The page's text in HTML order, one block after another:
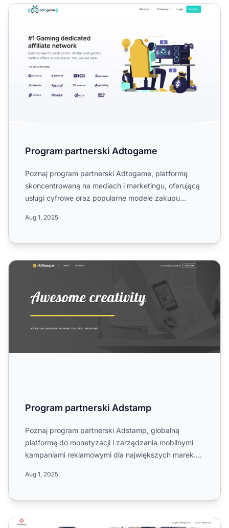
Program partnerski Adtogame
Program partnerski Adtogame
Poznaj program partnerski Adtogame, platformę
skoncentrowaną na mediach i marketingu, oferującą
usługi cyfrowe oraz popularne modele zakupu
Aug 1, 2025
Program partnerski Adstamp
Program partnerski Adstamp
Poznaj program partnerski Adstamp, globalną
platformę do monetyzacji i zarządzania mobilnymi
kampaniami reklamowymi dla największych marek.
Aug 1, 2025
Program partnerski Adsmobo